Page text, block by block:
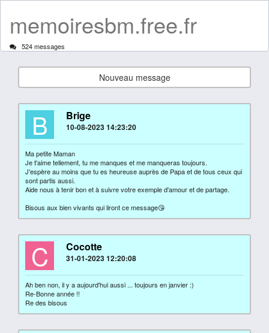
memoiresbm.free.fr
524 messages
Nouveau message
B Brige
10-08-2023 14:23:20
Ma petite Maman
Je t'aime tellement, tu me manques et me manqueras toujours.
J'espère au moins que tu es heureuse auprès de Papa et de tous ceux qui
sont partis aussi.
Aide nous à tenir bon et à suivre votre exemple d'amour et de partage.
Bisous aux bien vivants qui liront ce message😘
C Cocotte
31-01-2023 12:20:08
Ah ben non, il y a aujourd'hui aussi ... toujours en janvier :)
Re-Bonne année !!
Re des bisous